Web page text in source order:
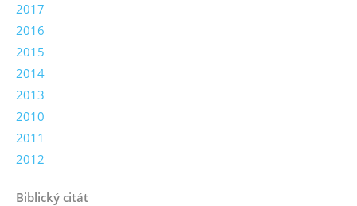
2017
2016
2015
2014
2013
2010
2011
2012
Biblický citát